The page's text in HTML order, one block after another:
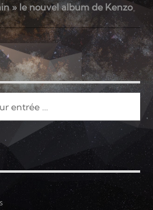
» le nouvel album de Kenzo